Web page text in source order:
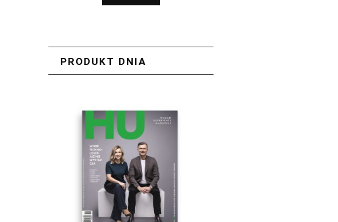
PRODUKT DNIA